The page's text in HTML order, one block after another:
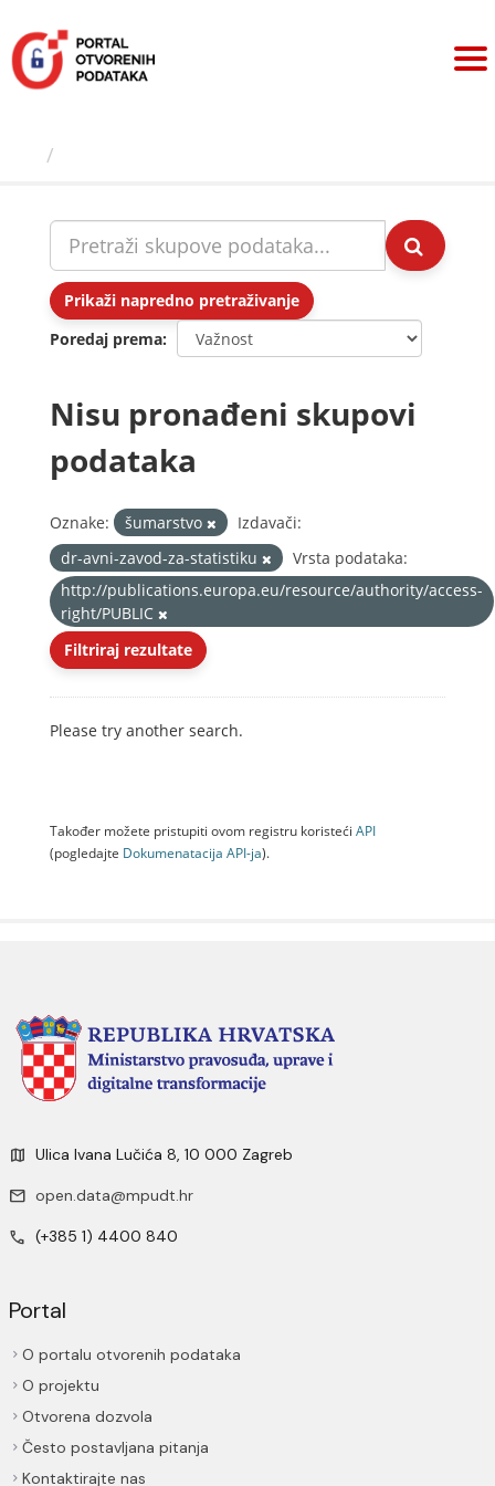
sadržaj
Prikaži napredno pretraživanje
Poredaj prema
Nisu pronađeni skupovi
podataka
Oznake: šumarstvo
Izdavači:
dr-avni-zavod-za-statistiku
Vrsta podataka:
http://publications.europa.eu/resource/authority/access-
right/PUBLIC
Filtriraj rezultate
Please try another search.
Također možete pristupiti ovom registru koristeći API
(pogledajte Dokumenаtаcijа API-jа).